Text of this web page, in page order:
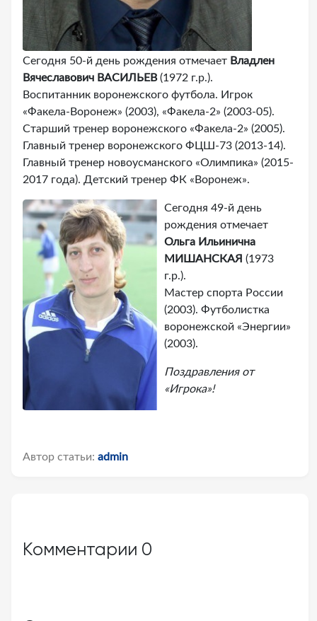
Сегодня 50-й день рождения отмечает Владлен
Вячеславович ВАСИЛЬЕВ(1972 г.р.).
Воспитанник воронежского футбола. Игрок
«Факела-Воронеж» (2003), «Факела-2» (2003-05).
Старший тренер воронежского «Факела-2» (2005).
Главный тренер воронежского ФЦШ-73 (2013-14).
Главный тренер новоусманского «Олимпика» (2015-
2017 года). Детский тренер ФК «Воронеж».
Сегодня 49-й день
рождения отмечает
Ольга Ильинична
МИШАНСКАЯ (1973
г.р.).
Мастер спорта России
(2003). Футболистка
воронежской «Энергии»
(2003).
Поздравления от
«Игрока»!
Автор статьи: admin
Комментарии 0